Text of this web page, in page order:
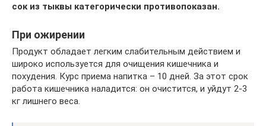
сок из тыквы категорически противопоказан.
При ожирении
Продукт обладает легким слабительным действием и
широко используется для очищения кишечника и
похудения. Курс приема напитка – 10 дней. За этот срок
работа кишечника наладится: он очистится, и уйдут 2-3
кг лишнего веса.